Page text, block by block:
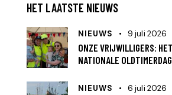
HET LAATSTE NIEUWS
NIEUWS 9 juli 2026
ONZE VRIJWILLIGERS:
NATIONALE OLDTIMERDAG
NIEUWS 6 juli 2026